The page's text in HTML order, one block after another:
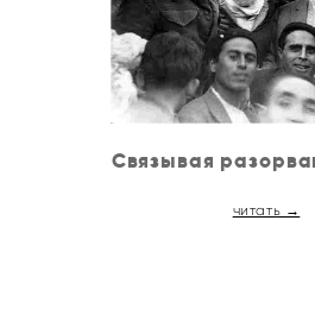
Связывая
читать →